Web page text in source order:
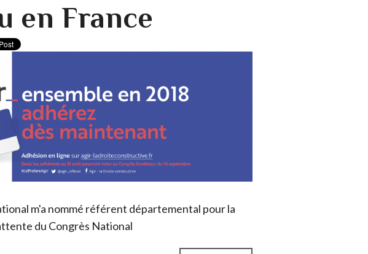
en France
m'a nommé référent départemental pour la
du Congrès National